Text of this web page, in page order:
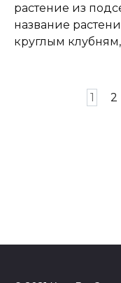
растение из
название
круглым
1 2